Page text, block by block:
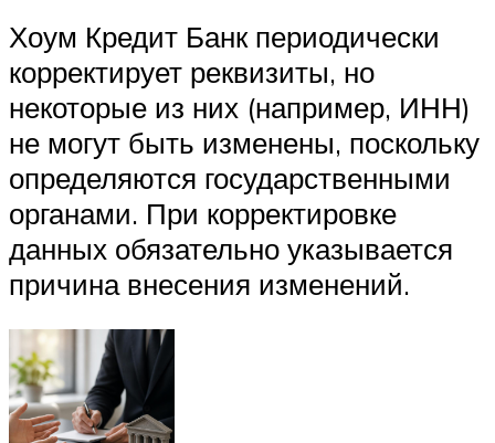
Хоум Кредит Банк периодически
корректирует реквизиты, но
некоторые из них (например, ИНН)
не могут быть изменены, поскольку
определяются государственными
органами. При корректировке
данных обязательно указывается
причина внесения изменений.